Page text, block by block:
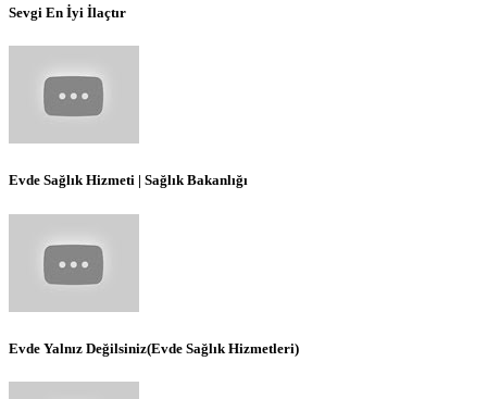
Sevgi En İyi İlaçtır
Evde Sağlık Hizmeti | Sağlık Bakanlığı
Evde Yalnız Değilsiniz(Evde Sağlık Hizmetleri)